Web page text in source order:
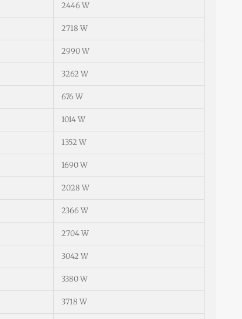
2446 W
2718 W
2990 W
3262 W
676 W
1014 W
1352 W
1690 W
2028 W
2366 W
2704 W
3042 W
3380 W
3718 W